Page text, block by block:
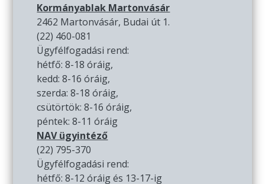
Kormányablak Martonvásár
2462 Martonvásár, Budai út 1.
(22) 460-081
Ügyfélfogadási rend:
hétfő: 8-18 óráig,
kedd: 8-16 óráig,
szerda: 8-18 óráig,
csütörtök: 8-16 óráig,
péntek: 8-11 óráig
NAV ügyintéző
(22) 795-370
Ügyfélfogadási rend:
hétfő: 8-12 óráig és 13-17-ig